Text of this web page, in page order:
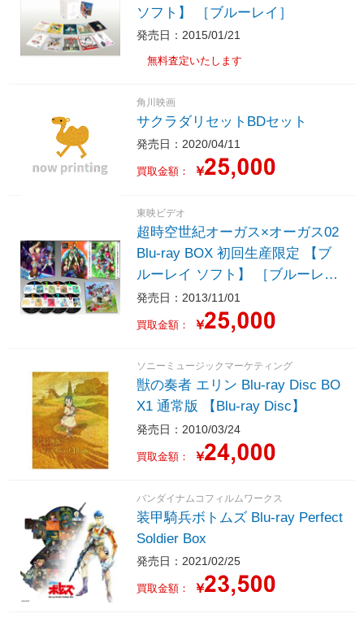
ソフト】 ［ブルーレイ］
発売日：2015/01/21
無料査定いたします
角川映画
サクラダリセットBDセット
発売日：2020/04/11
買取金額： ￥
東映ビデオ
超時空世紀オーガス×オーガス02
Blu-ray BOX 初回生産限定 【ブ
ルーレイ ソフト】 ［ブルーレ
イ］
発売日：2013/11/01
買取金額： ￥
ソニーミュージックマーケティング
獣の奏者 エリン Blu-ray Disc BO
X1 通常版 【Blu-ray Disc】
発売日：2010/03/24
買取金額： ￥
バンダイナムコフィルムワークス
装甲騎兵ボトムズ Blu-ray Perfect
Soldier Box
発売日：2021/02/25
買取金額： ￥